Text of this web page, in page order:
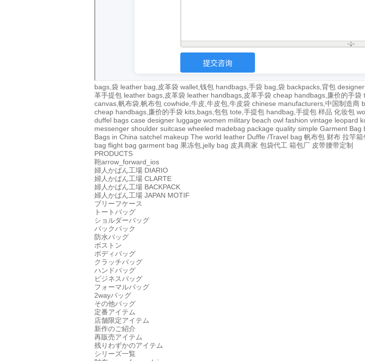
bags,袋 leather bag,皮革袋 wallet,钱包 handbags,手袋 bag,袋 backpacks,背包
革手提包 leather bags,皮革袋 leather handbags,皮革手袋 cheap handbags,廉价的手袋
canvas,帆布袋,帆布包 cowhide,牛皮,牛皮包,牛皮袋 chinese manufacturers,中国制造商
cheap handbags,廉价的手袋 kits,bags,包包 tote,手提包 handbag,手提包 样品 化妆包
duffel bags case designer luggage women military beach owl fashion vintage leopard
messenger shoulder suitcase wheeled madebag package quality simple Garment Bag
Bags in China satchel makeup The world leather Duffle /Travel bag 帆布包 财布 拉竿箱
bag flight bag garment bag 果冻包,jelly bag 皮具商家 包袋代工 箱包厂 皮带腰带定制
PRODUCTS
鞄arrow_forward_ios
婦人かばん工場 DIARIO
婦人かばん工場 CLARTE
婦人かばん工場 BACKPACK
婦人かばん工場 JAPAN MOTIF
ブリーフケース
トートバッグ
ショルダーバッグ
バックパック
防水バッグ
ボストン
ボディバッグ
クラッチバッグ
ハンドバッグ
ビジネスバッグ
フォーマルバッグ
2wayバッグ
その他バッグ
定番アイテム
店舗限定アイテム
新作のご紹介
再販売アイテム
残りわずかのアイテム
シリーズ一覧